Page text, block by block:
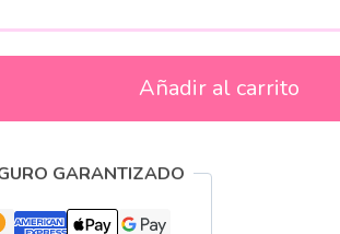
Añadir al carrito
GARANTIZADO